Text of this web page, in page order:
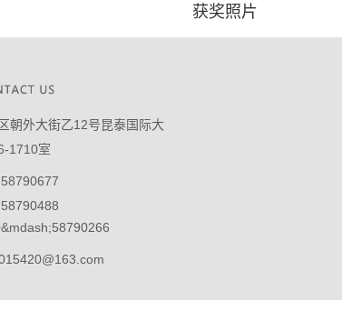
获奖照片
朝外大街乙12号昆泰国际大
1710室
58790677